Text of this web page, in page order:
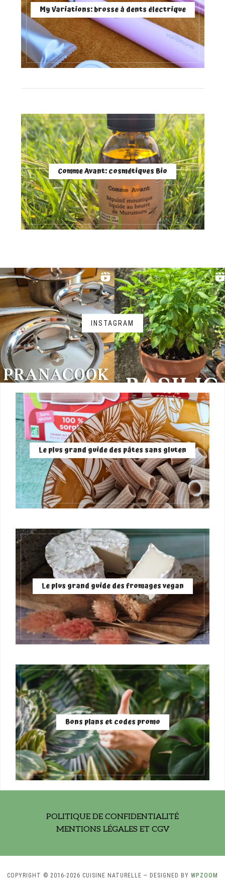
My Variations: brosse à dents électrique
Comme Avant: cosmétiques Bio
INSTAGRAM
Le plus grand guide des pâtes sans gluten
Le plus grand guide des fromages vegan
Bons plans et codes promo
POLITIQUE DE CONFIDENTIALITÉ
MENTIONS LÉGALES ET CGV
COPYRIGHT © 2016-2026 CUISINE NATURELLE — DESIGNED BY WPZOOM